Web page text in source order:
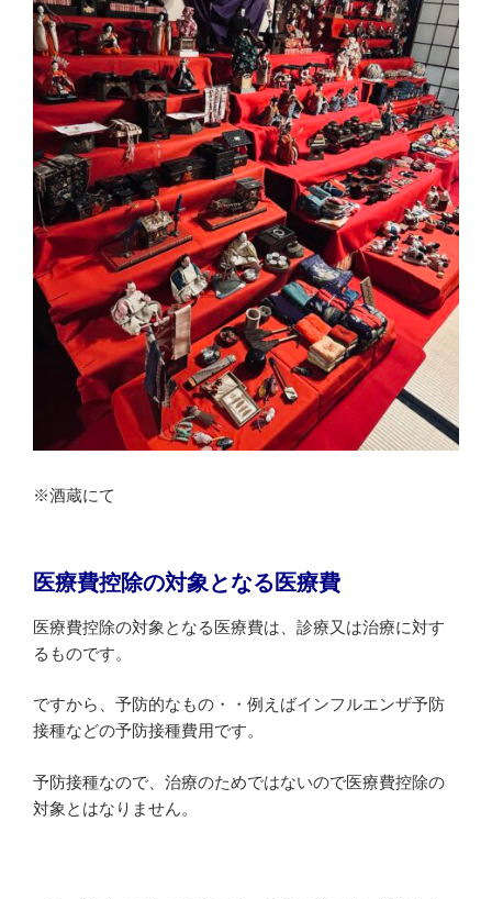
※酒蔵にて
医療費控除の対象となる医療費
医療費控除の対象となる医療費は、診療又は治療に対す
るものです。
ですから、予防的なもの・・例えばインフルエンザ予防
接種などの予防接種費用です。
予防接種なので、治療のためではないので医療費控除の
対象とはなりません。